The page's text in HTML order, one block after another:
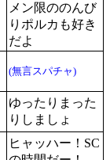
メン限ののんび
りポルカも好き
だよ
(無言スパチャ)
ゆったりまった
りしましょ
ヒャッハー！SC